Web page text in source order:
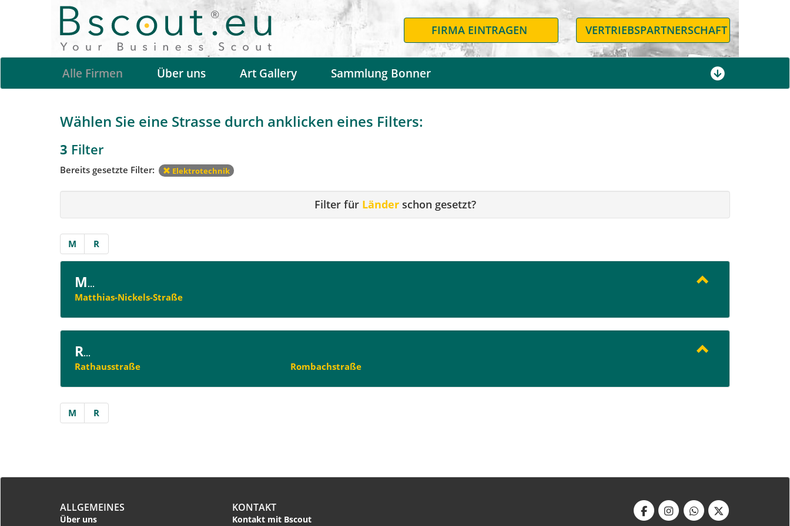
FIRMA EINTRAGEN VERTRIEBSPARTNERSCHAFT
Alle Firmen Über uns Art Gallery Sammlung Bonner
Wählen Sie eine Strasse durch anklicken eines Filters:
3 Filter
Bereits gesetzte Filter: Elektrotechnik
Filter für Länderschon gesetzt?
M R
M...
Matthias-Nickels-Straße
R...
Rathausstraße
Rombachstraße
M R
ALLGEMEINES
Über uns
KONTAKT
Kontakt mit Bscout